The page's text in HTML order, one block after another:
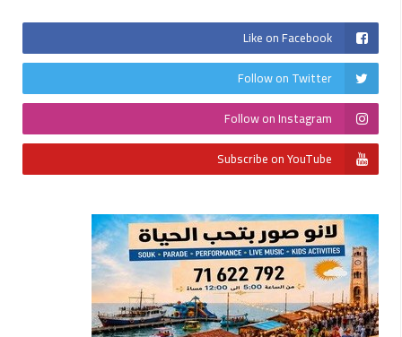
Like on Facebook
Follow on Twitter
Follow on Instagram
Subscribe on YouTube